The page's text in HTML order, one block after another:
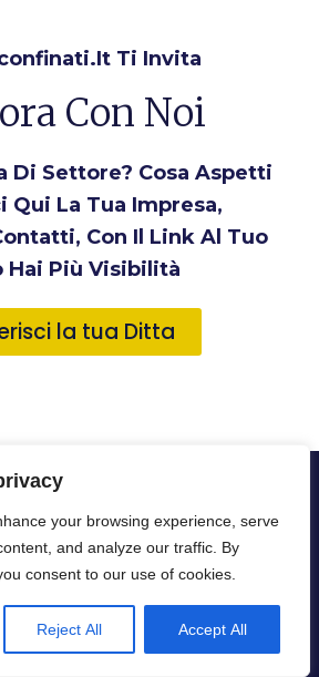
your browsing experience, serve
and analyze our traffic. By
consent to our use of cookies.
Reject All Accept All
Ti Invita
Con Noi
Di Settore? Cosa Aspetti
Qui La Tua Impresa,
Con Il Link Al Tuo
Hai Più Visibilità
la tua Ditta
Elenco Di Imprese Di
Cura Dell’ambiente, Le